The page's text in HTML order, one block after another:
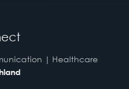
| Healthcare